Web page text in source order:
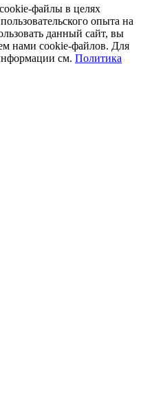
файлы в целях
опыта на
данный сайт, вы
нами cookie-файлов. Для
см. Политика